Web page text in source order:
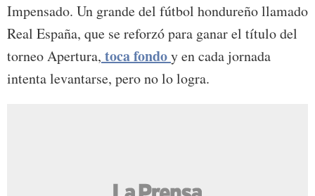
Impensado. Un grande del fútbol hondureño llamado
Real España, que se reforzó para ganar el título del
torneo Apertura, toca fondoy en cada jornada
intenta levantarse, pero no lo logra.